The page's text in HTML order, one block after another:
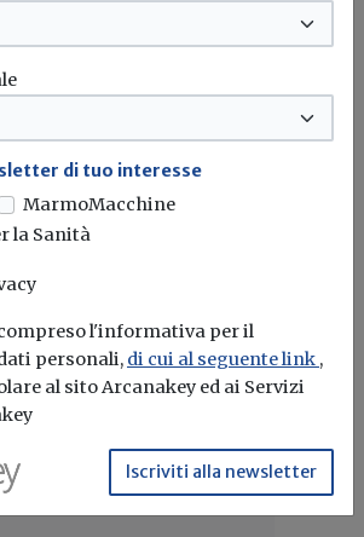
nel...
caro materiali, l'edilizia
e modelli di
più resilienti,...
Materie prime
di tuo interesse
MarmoMacchine
la Sanità
l'informativa per il
personali, di cui al seguente link ,
al sito Arcanakey ed ai Servizi
Iscriviti alla newsletter